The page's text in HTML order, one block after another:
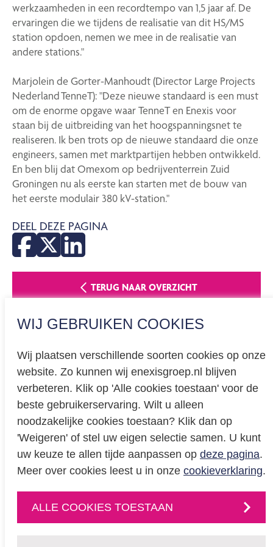
WIJ GEBRUIKEN COOKIES
Wij plaatsen verschillende soorten cookies op onze
website. Zo kunnen wij enexisgroep.nl blijven
verbeteren. Klik op 'Alle cookies toestaan' voor de
beste gebruikerservaring. Wilt u alleen
noodzakelijke cookies toestaan? Klik dan op
'Weigeren' of stel uw eigen selectie samen. U kunt
uw keuze te allen tijde aanpassen op deze pagina.
Meer over cookies leest u in onze cookieverklaring.
ALLE COOKIES TOESTAAN
werkzaamheden in een recordtempo van 1,5 jaar af. De
ervaringen die we tijdens de realisatie van dit HS/MS
station opdoen, nemen we mee in de realisatie van
andere stations."
Marjolein de Gorter-Manhoudt (Director Large Projects
Nederland TenneT): "Deze nieuwe standaard is een must
om de enorme opgave waar TenneT en Enexis voor
staan bij de uitbreiding van het hoogspanningsnet te
realiseren. Ik ben trots op de nieuwe standaard die onze
engineers, samen met marktpartijen hebben ontwikkeld.
En ben blij dat Omexom op bedrijventerrein Zuid
Groningen nu als eerste kan starten met de bouw van
het eerste modulair 380 kV-station."
DEEL DEZE PAGINA
TERUG NAAR OVERZICHT
Privacy
Cookieverklaring
BREEAM certificering
Educatie
CONTACT